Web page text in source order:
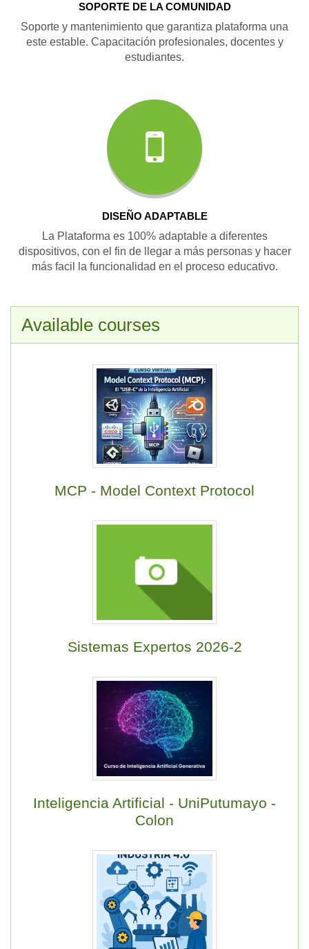
SOPORTE DE LA COMUNIDAD
Soporte y mantenimiento que garantiza plataforma una
este estable. Capacitación profesionales, docentes y
estudiantes.
DISEÑO ADAPTABLE
La Plataforma es 100% adaptable a diferentes
dispositivos, con el fin de llegar a más personas y hacer
más facil la funcionalidad en el proceso educativo.
Available courses
MCP - Model Context Protocol
Sistemas Expertos 2026-2
Inteligencia Artificial - UniPutumayo -
Colon